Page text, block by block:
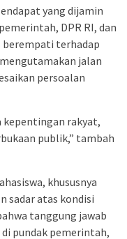
yang dijamin
DPR RI, dan
berempati terhadap
jalan
persoalan
kepentingan rakyat,
publik,” tambah
khususnya
sadar atas kondisi
tanggung jawab
pundak pemerintah,